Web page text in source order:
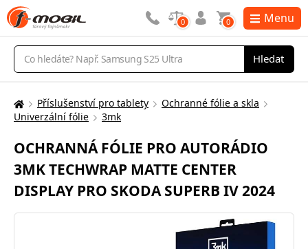
Vyhledávání
Hledat
0 0 Menu
Zde
nacházíte:
Příslušenství pro tablety
Ochranné fólie a skla
Univerzální fólie
3mk
OCHRANNÁ FÓLIE PRO AUTORÁDIO
3MK TECHWRAP MATTE CENTER
DISPLAY PRO SKODA SUPERB IV 2024